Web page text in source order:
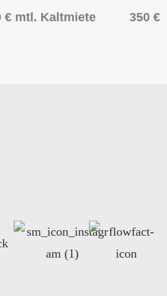
€ mtl. Kaltmiete
350 €